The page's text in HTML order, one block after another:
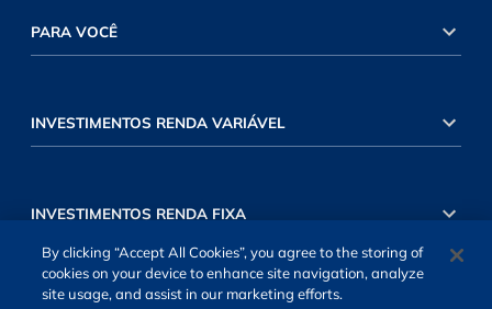
PARA VOCÊ
INVESTIMENTOS RENDA VARIÁVEL
INVESTIMENTOS RENDA FIXA
By clicking “Accept All Cookies”, you agree to the storing of
cookies on your device to enhance site navigation, analyze
site usage, and assist in our marketing efforts.